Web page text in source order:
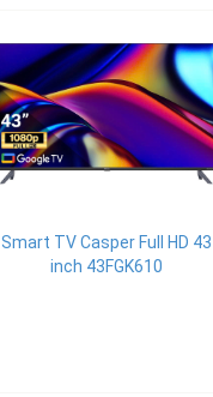
Smart TV Casper Full HD 43
inch 43FGK610